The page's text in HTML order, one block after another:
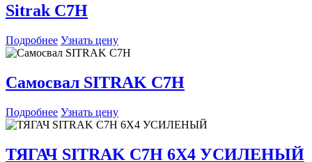
Sitrak C7H
Подробнее Узнать цену
Самосвал SITRAK C7H
Подробнее Узнать цену
ТЯГАЧ SITRAK C7H 6X4 УСИЛЕНЫЙ